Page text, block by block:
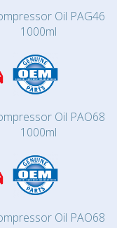
Oil PAG46
1000ml
Oil PAO68
1000ml
Oil PAO68